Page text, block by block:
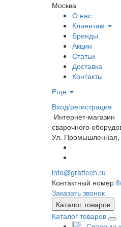
Москва
О нас
Клиентам
Бренды
Акции
Статьи
Доставка
Контакты
Еще
Вход/регистрация
Интернет-магазин
сварочного
Ул. Промышленная,
info@grattech.ru
Контактный номер
Заказать звонок
Каталог товаров
Каталог товаров